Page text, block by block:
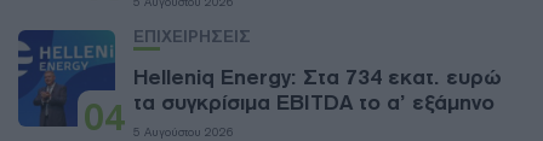
04
ΕΠΙΧΕΙΡΗΣΕΙΣ
Helleniq Energy: Στα 734 εκατ. ευρώ
τα συγκρίσιμα EBITDA το α’ εξάμηνο
5 Αυγούστου 2026